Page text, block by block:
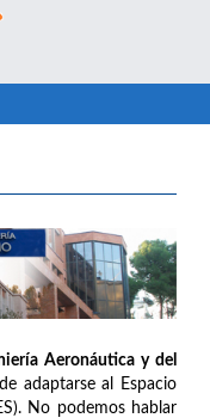
Aeronáutica y del
adaptarse al Espacio
No podemos hablar